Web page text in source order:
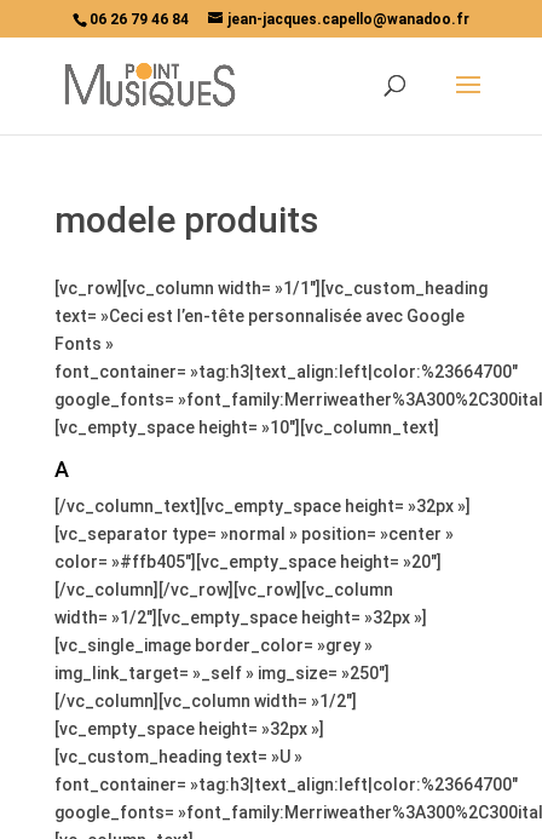
06 26 79 46 84 jean-jacques.capello@wanadoo.fr
modele produits
[vc_row][vc_column width= »1/1″][vc_custom_heading
text= »Ceci est l’en-tête personnalisée avec Google
Fonts »
font_container= »tag:h3|text_align:left|color:%23664700″
google_fonts=
[vc_empty_space height= »10″][vc_column_text]
A
[/vc_column_text][vc_empty_space height= »32px »]
[vc_separator type= »normal » position= »center »
color= »#ffb405″][vc_empty_space height= »20″]
[/vc_column][/vc_row][vc_row][vc_column
width= »1/2″][vc_empty_space height= »32px »]
[vc_single_image border_color= »grey »
img_link_target= »_self » img_size= »250″]
[/vc_column][vc_column width= »1/2″]
[vc_empty_space height= »32px »]
[vc_custom_heading text= »U »
font_container= »tag:h3|text_align:left|color:%23664700″
google_fonts=